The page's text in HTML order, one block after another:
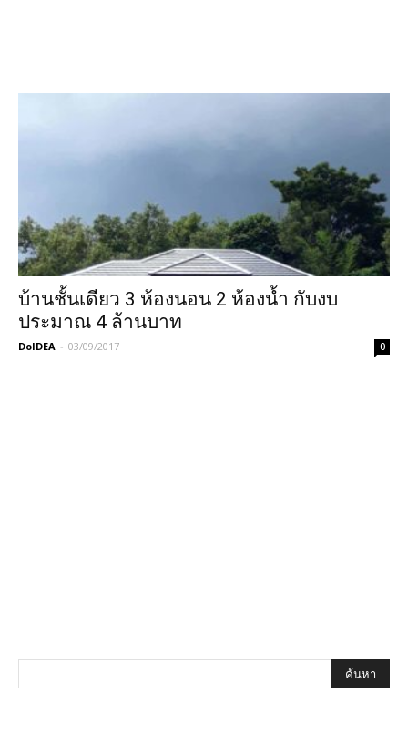
บ้านชั้นเดียว 3 ห้องนอน 2 ห้องน้ำ กับงบ
ประมาณ 4 ล้านบาท
DoIDEA - 03/09/2017 0